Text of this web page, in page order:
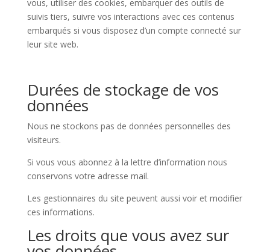
vous, utiliser des cookies, embarquer des outils de
suivis tiers, suivre vos interactions avec ces contenus
embarqués si vous disposez d’un compte connecté sur
leur site web.
Durées de stockage de vos
données
Nous ne stockons pas de données personnelles des
visiteurs.
Si vous vous abonnez à la lettre d’information nous
conservons votre adresse mail.
Les gestionnaires du site peuvent aussi voir et modifier
ces informations.
Les droits que vous avez sur